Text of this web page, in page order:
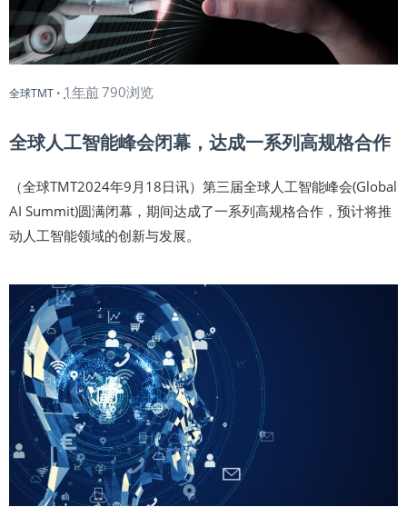
全球TMT • 1年前790浏览
全球人工智能峰会闭幕，达成一系列高规格合作
（全球TMT2024年9月18日讯）第三届全球人工智能峰会(Global
AI Summit)圆满闭幕，期间达成了一系列高规格合作，预计将推
动人工智能领域的创新与发展。